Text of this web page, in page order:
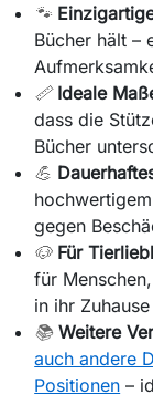
🐾
Bücher hält –
📏 Ideale
dass die
Bücher
💪
gegen
🐶 Für
für
in ihr
📚 Weitere
auch andere
Positionen –